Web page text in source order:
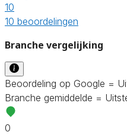
10
10 beoordelingen
Branche vergelijking
Beoordeling op Google =
Branche gemiddelde =
0